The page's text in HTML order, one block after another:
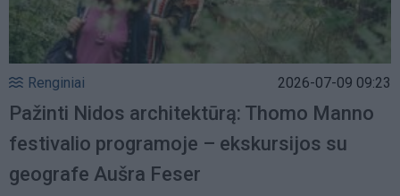
Renginiai 2026-07-09 09:23
Pažinti Nidos architektūrą: Thomo Manno
festivalio programoje – ekskursijos su
geografe Aušra Feser